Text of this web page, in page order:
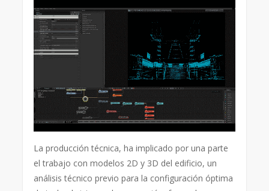
La producción técnica, ha implicado por una parte
el trabajo con modelos 2D y 3D del edificio, un
análisis técnico previo para la configuración óptima